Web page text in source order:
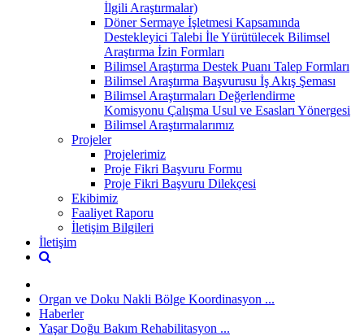
İlgili Araştırmalar)
Döner Sermaye İşletmesi Kapsamında
Destekleyici Talebi İle Yürütülecek Bilimsel
Araştırma İzin Formları
Bilimsel Araştırma Destek Puanı Talep Formları
Bilimsel Araştırma Başvurusu İş Akış Şeması
Bilimsel Araştırmaları Değerlendirme
Komisyonu Çalışma Usul ve Esasları Yönergesi
Bilimsel Araştırmalarımız
Projeler
Projelerimiz
Proje Fikri Başvuru Formu
Proje Fikri Başvuru Dilekçesi
Ekibimiz
Faaliyet Raporu
İletişim Bilgileri
İletişim
Organ ve Doku Nakli Bölge Koordinasyon ...
Haberler
Yaşar Doğu Bakım Rehabilitasyon ...